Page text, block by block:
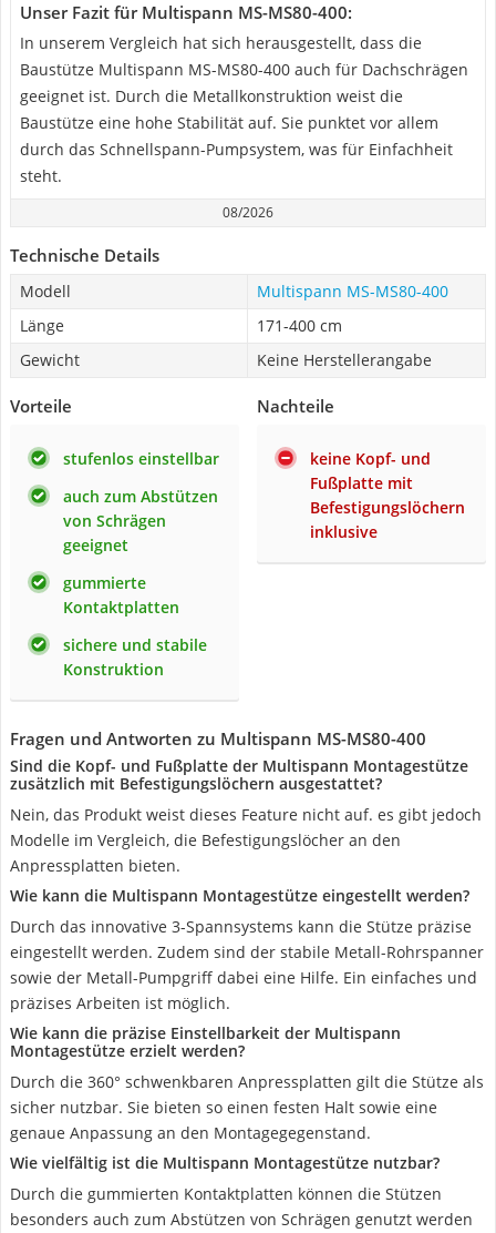
Unser Fazit für Multispann MS-MS80-400:
In unserem Vergleich hat sich herausgestellt, dass die
Baustütze Multispann MS-MS80-400 auch für Dachschrägen
geeignet ist. Durch die Metallkonstruktion weist die
Baustütze eine hohe Stabilität auf. Sie punktet vor allem
durch das Schnellspann-Pumpsystem, was für Einfachheit
steht.
08/2026
Technische Details
Modell
Multispann MS-MS80-400
Länge
171-400 cm
Gewicht
Keine Herstellerangabe
Vorteile
stufenlos einstellbar
auch zum Abstützen
von Schrägen
geeignet
gummierte
Kontaktplatten
sichere und stabile
Konstruktion
Nachteile
keine Kopf- und
Fußplatte mit
Befestigungslöchern
inklusive
Fragen und Antworten zu Multispann MS-MS80-400
Sind die Kopf- und Fußplatte der Multispann Montagestütze
zusätzlich mit Befestigungslöchern ausgestattet?
Nein, das Produkt weist dieses Feature nicht auf. es gibt jedoch
Modelle im Vergleich, die Befestigungslöcher an den
Anpressplatten bieten.
Wie kann die Multispann Montagestütze eingestellt werden?
Durch das innovative 3-Spannsystems kann die Stütze präzise
eingestellt werden. Zudem sind der stabile Metall-Rohrspanner
sowie der Metall-Pumpgriff dabei eine Hilfe. Ein einfaches und
präzises Arbeiten ist möglich.
Wie kann die präzise Einstellbarkeit der Multispann
Montagestütze erzielt werden?
Durch die 360° schwenkbaren Anpressplatten gilt die Stütze als
sicher nutzbar. Sie bieten so einen festen Halt sowie eine
genaue Anpassung an den Montagegegenstand.
Wie vielfältig ist die Multispann Montagestütze nutzbar?
Durch die gummierten Kontaktplatten können die Stützen
besonders auch zum Abstützen von Schrägen genutzt werden